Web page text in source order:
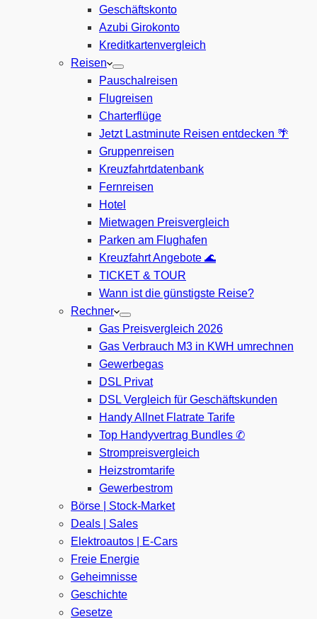
Geschäftskonto
Azubi Girokonto
Kreditkartenvergleich
Reisen
Pauschalreisen
Flugreisen
Charterflüge
Jetzt Lastminute Reisen entdecken 🌴
Gruppenreisen
Kreuzfahrtdatenbank
Fernreisen
Hotel
Mietwagen Preisvergleich
Parken am Flughafen
Kreuzfahrt Angebote 🌊
TICKET & TOUR
Wann ist die günstigste Reise?
Rechner
Gas Preisvergleich 2026
Gas Verbrauch M3 in KWH umrechnen
Gewerbegas
DSL Privat
DSL Vergleich für Geschäftskunden
Handy Allnet Flatrate Tarife
Top Handyvertrag Bundles ✆
Strompreisvergleich
Heizstromtarife
Gewerbestrom
Börse | Stock-Market
Deals | Sales
Elektroautos | E-Cars
Freie Energie
Geheimnisse
Geschichte
Gesetze